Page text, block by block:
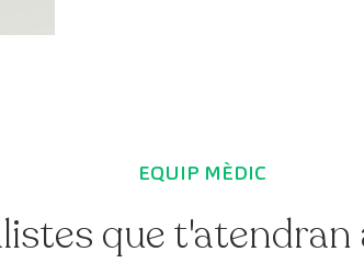
EQUIP MÈDIC
que t'atendran